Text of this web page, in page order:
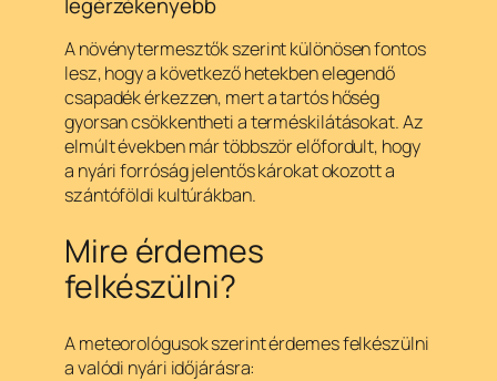
A növénytermesztők szerint különösen fontos
lesz, hogy a következő hetekben elegendő
csapadék érkezzen, mert a tartós hőség
gyorsan csökkentheti a terméskilátásokat. Az
elmúlt években már többször előfordult, hogy
a nyári forróság jelentős károkat okozott a
szántóföldi kultúrákban.
Mire érdemes
felkészülni?
A meteorológusok szerint érdemes felkészülni
a valódi nyári időjárásra: